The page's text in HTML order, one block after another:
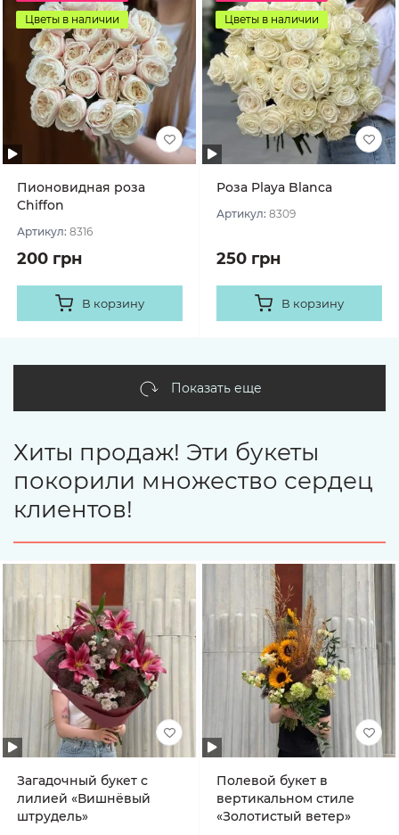
Цветы в наличии
Пионовидная роза
Chiffon
Артикул: 8316
200 грн
В корзину
Цветы в наличии
Роза Playa Blanca
Артикул: 8309
250 грн
В корзину
Показать еще
Хиты продаж! Эти букеты
покорили множество сердец
клиентов!
Загадочный букет с
лилией «Вишнёвый
штрудель»
Полевой букет в
вертикальном стиле
«Золотистый ветер»